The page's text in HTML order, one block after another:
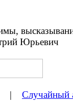
| Случайный